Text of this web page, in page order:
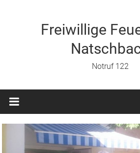
Freiwillige
Notruf 122